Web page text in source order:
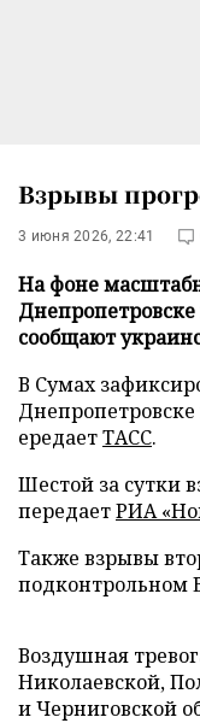
Взрывы
3 июня 2026, 22:41
На фоне
сообщают
В Сумах
ередаетТАСС.
Шестой за сутки
передаетРИА
Также взрывы
подконтрольном
Воздушная
Николаевской,
и Черниговской